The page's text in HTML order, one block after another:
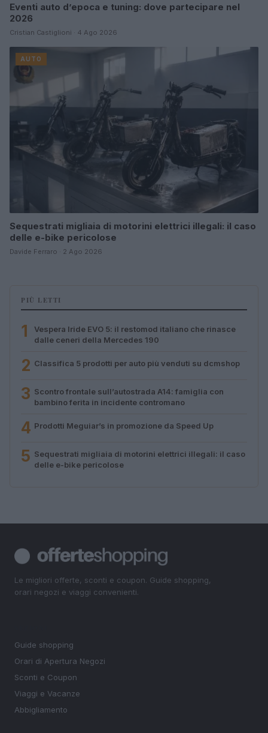
Eventi auto d’epoca e tuning: dove partecipare nel
2026
Cristian Castiglioni · 4 Ago 2026
AUTO
Sequestrati migliaia di motorini elettrici illegali: il caso
delle e-bike pericolose
Davide Ferraro · 2 Ago 2026
PIÙ LETTI
1
Vespera Iride EVO 5: il restomod italiano che rinasce
dalle ceneri della Mercedes 190
2 Classifica 5 prodotti per auto più venduti su dcmshop
3 Scontro frontale sull’autostrada A14: famiglia con
bambino ferita in incidente contromano
4 Prodotti Meguiar’s in promozione da Speed Up
5 Sequestrati migliaia di motorini elettrici illegali: il caso
delle e-bike pericolose
Le migliori offerte, sconti e coupon. Guide shopping,
orari negozi e viaggi convenienti.
Guide shopping
Orari di Apertura Negozi
Sconti e Coupon
Viaggi e Vacanze
Abbigliamento